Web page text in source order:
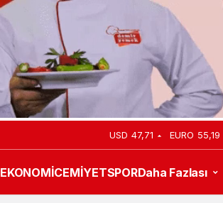
USD 47,71 EURO 55,19
EKONOMİCEMİYETSPORDaha Fazlası